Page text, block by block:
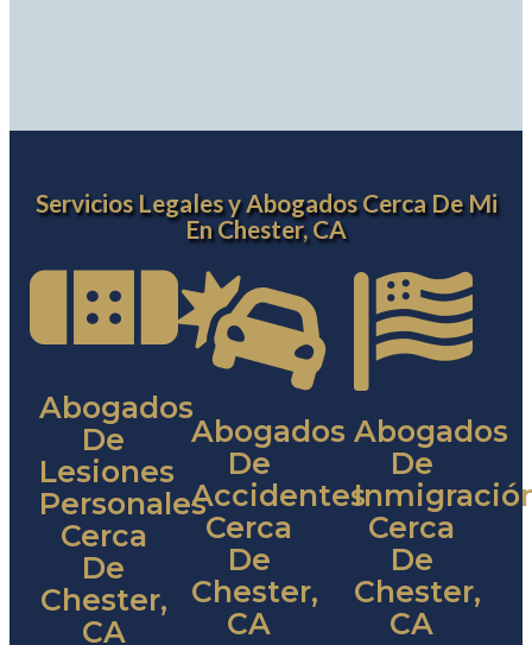
Servicios Legales y Abogados Cerca De Mi
En Chester, CA
Abogados
De
Lesiones
Personales
Cerca
De
Chester,
CA
Abogados
De
Accidentes
Cerca
De
Chester,
CA
Abogados
De
Cerca
De
Chester,
CA